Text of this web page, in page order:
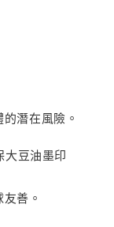
潛在風險。
大豆油墨印
善。